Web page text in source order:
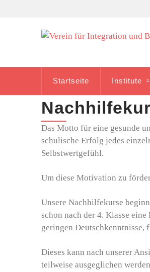
Startseite Institute
Das Motto für eine gesunde
schulische Erfolg jedes
Selbstwertgefühl.
Um diese Motivation zu
Unsere Nachhilfekurse
schon nach der 4. Klasse
geringen Deutschkenntnisse,
Dieses kann nach unserer
teilweise ausgeglichen